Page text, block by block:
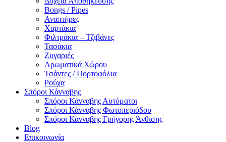
Bongs / Pipes
Αναπτήρες
Χαρτάκια
Φιλτράκια – Τζιβάνες
Τασάκια
Ζυγαριές
Αρωματικά Χώρου
Τσάντες / Πορτοφόλια
Ρούχα
Σπόροι Κάνναβης
Σπόροι Κάνναβης Αυτόματοι
Σπόροι Κάνναβης Φωτοπεριόδου
Σπόροι Κάνναβης Γρήγορης Άνθισης
Blog
Επικοινωνία